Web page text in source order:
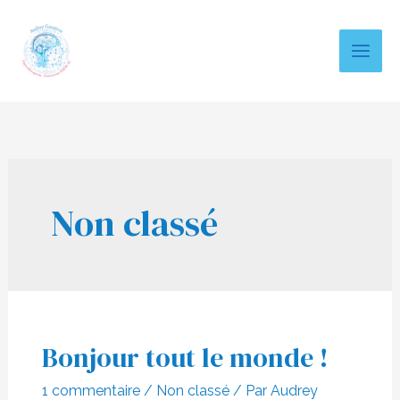
contenu
Non classé
Bonjour tout le monde !
1 commentaire / Non classé / ParAudrey